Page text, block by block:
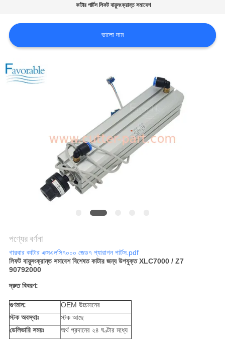
জন্য
আবেদন
সাইট
PRIVACY
কাটার পার্টস লিফট বায়ুসংক্রান্ত সমাবেশ
ভালো দাম
পণ্যের বর্ণনা
গারবার কাটার এক্সএলসি৭০০০ জেড৭ প্যারাগন পার্টস.pdf
লিফট বায়ুসংক্রান্ত সমাবেশ বিশেষত কাটার জন্য উপযুক্ত XLC7000 / Z7
90792000
দ্রুত বিবরণ:
গুণমান:
OEM উচ্চমানের
স্টক অবস্থাঃ
স্টক আছে
ডেলিভারি সময়ঃ
অর্থ প্রদানের ২৪ ঘণ্টার মধ্যে